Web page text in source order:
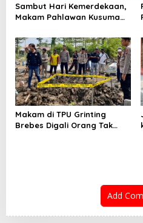
Sambut Hari Kemerdekaan,
Makam Pahlawan Kusuma
Dibersihkan
Makam di TPU Grinting
Brebes Digali Orang Tak
Add